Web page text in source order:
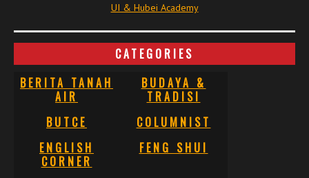
UI & Hubei Academy
CATEGORIES
BERITA TANAH
AIR
BUDAYA &
TRADISI
BUTCE
COLUMNIST
ENGLISH
CORNER
FENG SHUI